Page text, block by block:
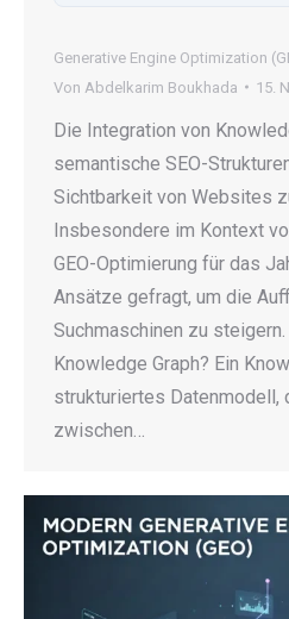
Generative Engine Optimization
Von Abdelkarim Boukhada 15.
Die Integration von
semantische SEO-
Sichtbarkeit von Websites
Insbesondere im Kontext
GEO-Optimierung für das
Ansätze gefragt, um die
Suchmaschinen zu
Knowledge Graph? Ein
strukturiertes Datenmodell,
zwischen…